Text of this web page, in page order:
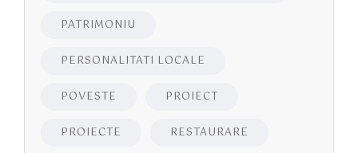
PATRIMONIU
PERSONALITATI LOCALE
POVESTE PROIECT
PROIECTE RESTAURARE